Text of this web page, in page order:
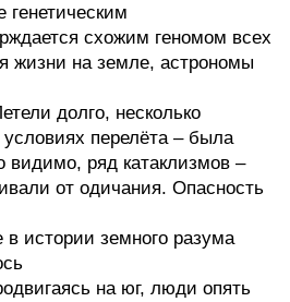
схожим геномом всех
жизни на земле, астрономы
долго, несколько
перелёта – была
видимо, ряд катаклизмов –
от одичания. Опасность
истории земного разума
на юг, люди опять